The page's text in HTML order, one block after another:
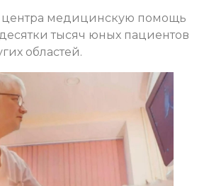
центра медицинскую помощь
тысяч юных пациентов
областей.